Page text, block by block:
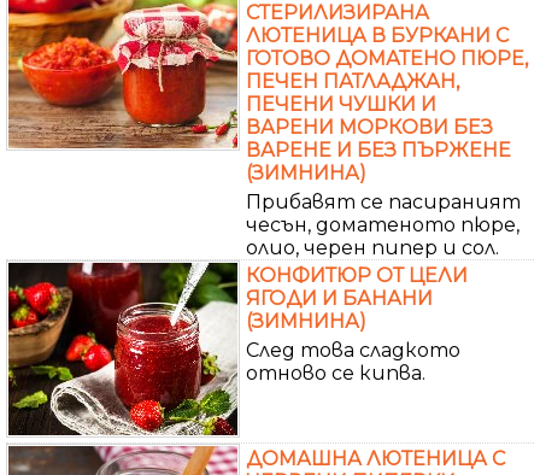
СТЕРИЛИЗИРАНА
ЛЮТЕНИЦА В БУРКАНИ С
ГОТОВО ДОМАТЕНО ПЮРЕ,
ПЕЧЕН ПАТЛАДЖАН,
ПЕЧЕНИ ЧУШКИ И
ВАРЕНИ МОРКОВИ БЕЗ
ВАРЕНЕ И БЕЗ ПЪРЖЕНЕ
(ЗИМНИНА)
Прибавят се пасираният
чесън, доматеното пюре,
олио, черен пипер и сол.
КОНФИТЮР ОТ ЦЕЛИ
ЯГОДИ И БАНАНИ
(ЗИМНИНА)
След това сладкото
отново се кипва.
ДОМАШНА ЛЮТЕНИЦА С